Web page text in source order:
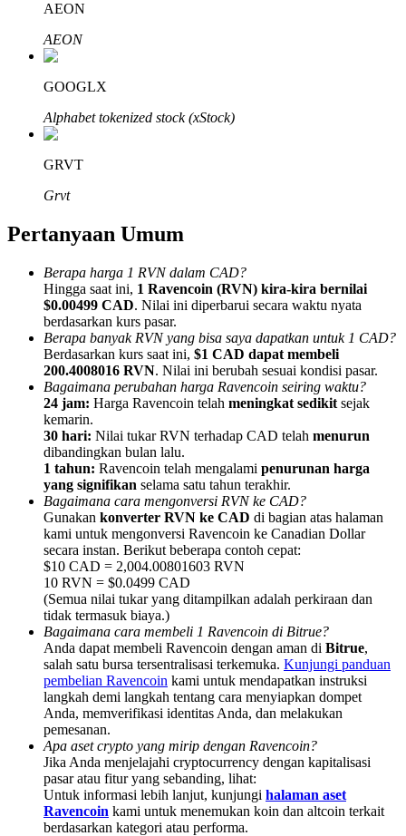
Referensi
Undang teman untuk mendapatkan imbalan tunai
BTC Welcome Rewards
BTC Welcome Rewards
Deposit & Trade BTC to Share 25000 USDT prize pool!
Deposit CASHCAT & Win
Share 500000 CASHCAT prize pool
AEON
AEON
GOOGLX
Alphabet tokenized stock (xStock)
GRVT
Grvt
Pertanyaan Umum
Berapa harga 1 RVN dalam CAD?
Hingga saat ini, 1 Ravencoin (RVN) kira-kira bernilai
$0.00499 CAD. Nilai ini diperbarui secara waktu nyata
berdasarkan kurs pasar.
Berapa banyak RVN yang bisa saya dapatkan untuk 1 CAD?
Berdasarkan kurs saat ini, $1 CAD dapat membeli
200.4008016 RVN. Nilai ini berubah sesuai kondisi pasar.
Bagaimana perubahan harga Ravencoin seiring waktu?
24 jam: Harga Ravencoin telah meningkat sedikit sejak
kemarin.
30 hari: Nilai tukar RVN terhadap CAD telah menurun
dibandingkan bulan lalu.
1 tahun: Ravencoin telah mengalami penurunan harga
yang signifikan selama satu tahun terakhir.
Bagaimana cara mengonversi RVN ke CAD?
Gunakan konverter RVN ke CAD di bagian atas halaman
kami untuk mengonversi Ravencoin ke Canadian Dollar
secara instan. Berikut beberapa contoh cepat:
$10 CAD = 2,004.00801603 RVN
10 RVN = $0.0499 CAD
(Semua nilai tukar yang ditampilkan adalah perkiraan dan
tidak termasuk biaya.)
Bagaimana cara membeli 1 Ravencoin di Bitrue?
Anda dapat membeli Ravencoin dengan aman di Bitrue,
salah satu bursa tersentralisasi terkemuka. Kunjungi panduan
pembelian Ravencoin kami untuk mendapatkan instruksi
langkah demi langkah tentang cara menyiapkan dompet
Anda, memverifikasi identitas Anda, dan melakukan
pemesanan.
Apa aset crypto yang mirip dengan Ravencoin?
Jika Anda menjelajahi cryptocurrency dengan kapitalisasi
pasar atau fitur yang sebanding, lihat:
Untuk informasi lebih lanjut, kunjungi halaman aset
Ravencoin kami untuk menemukan koin dan altcoin terkait
berdasarkan kategori atau performa.